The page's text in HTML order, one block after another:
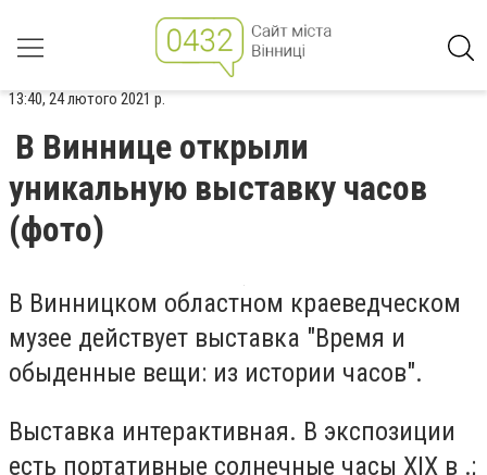
13:40, 24 лютого 2021 р.
В Виннице открыли
уникальную выставку часов
(фото)
В Винницком областном краеведческом
музее действует выставка "Время и
обыденные вещи: из истории часов".
Выставка интерактивная. В экспозиции
есть портативные солнечные часы XIX в .;